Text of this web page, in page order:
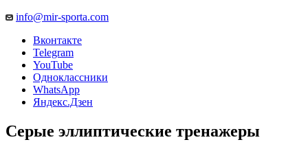
info@mir-sporta.com
Вконтакте
Telegram
YouTube
Одноклассники
WhatsApp
Яндекс.Дзен
Серые эллиптические тренажеры